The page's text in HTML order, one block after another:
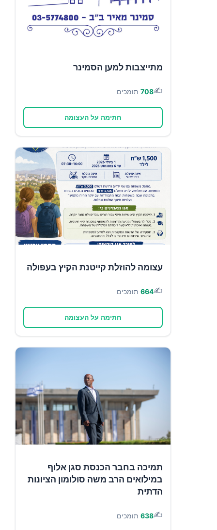
מתייצבות למען הסמינר
✍️
708 תומכים
חתימה על העצומה
עצומה להוזלת קייטנת הקיץ בעפולה
✍️
664 תומכים
חתימה על העצומה
תמיכה בחבר הכנסת סגן אלוף
במילואים הרב משה סולומון הציונות
הדתית
✍️
638 תומכים